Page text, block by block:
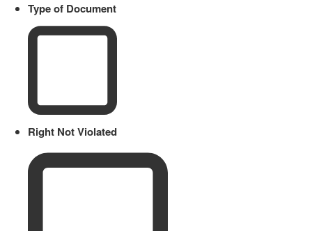
Type of Document
Right Not Violated